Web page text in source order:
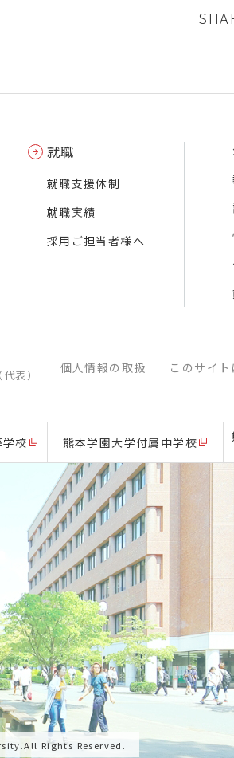
就職
就職支援体制
就職実績
採用ご担当者様へ
表） 個人情報の取扱 このサイ
校 熊本学園大学付属中学校
Rights Reserved.